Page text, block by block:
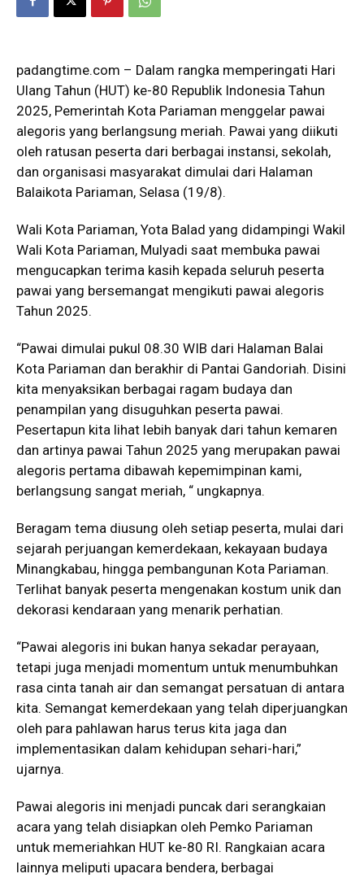
padangtime.com – Dalam rangka memperingati Hari
Ulang Tahun (HUT) ke-80 Republik Indonesia Tahun
2025, Pemerintah Kota Pariaman menggelar pawai
alegoris yang berlangsung meriah. Pawai yang diikuti
oleh ratusan peserta dari berbagai instansi, sekolah,
dan organisasi masyarakat dimulai dari Halaman
Balaikota Pariaman, Selasa (19/8).
​Wali Kota Pariaman, Yota Balad yang didampingi Wakil
Wali Kota Pariaman, Mulyadi saat membuka pawai
mengucapkan terima kasih kepada seluruh peserta
pawai yang bersemangat mengikuti pawai alegoris
Tahun 2025.
“Pawai dimulai pukul 08.30 WIB dari Halaman Balai
Kota Pariaman dan berakhir di Pantai Gandoriah. Disini
kita menyaksikan berbagai ragam budaya dan
penampilan yang disuguhkan peserta pawai.
Pesertapun kita lihat lebih banyak dari tahun kemaren
dan artinya pawai Tahun 2025 yang merupakan pawai
alegoris pertama dibawah kepemimpinan kami,
berlangsung sangat meriah, “ ungkapnya.
​Beragam tema diusung oleh setiap peserta, mulai dari
sejarah perjuangan kemerdekaan, kekayaan budaya
Minangkabau, hingga pembangunan Kota Pariaman.
Terlihat banyak peserta mengenakan kostum unik dan
dekorasi kendaraan yang menarik perhatian.
​“Pawai alegoris ini bukan hanya sekadar perayaan,
tetapi juga menjadi momentum untuk menumbuhkan
rasa cinta tanah air dan semangat persatuan di antara
kita. Semangat kemerdekaan yang telah diperjuangkan
oleh para pahlawan harus terus kita jaga dan
implementasikan dalam kehidupan sehari-hari,”
ujarnya.
​Pawai alegoris ini menjadi puncak dari serangkaian
acara yang telah disiapkan oleh Pemko Pariaman
untuk memeriahkan HUT ke-80 RI. Rangkaian acara
lainnya meliputi upacara bendera, berbagai